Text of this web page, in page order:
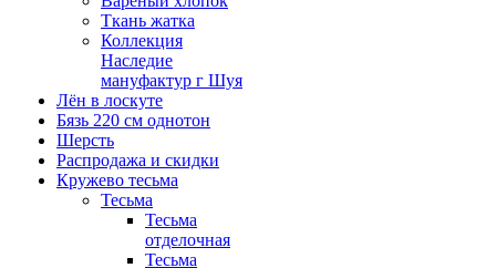
Ткань жатка
Коллекция
Наследие
мануфактур г Шуя
Лён в лоскуте
Бязь 220 см однотон
Шерсть
Распродажа и скидки
Кружево тесьма
Тесьма
Тесьма
отделочная
Тесьма